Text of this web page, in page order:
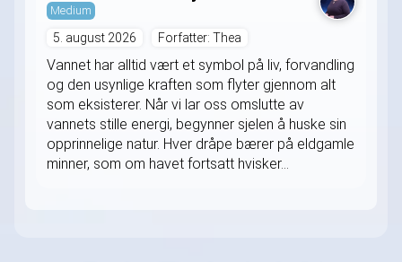
Medium
5. august 2026 Forfatter: Thea
Vannet har alltid vært et symbol på liv, forvandling
og den usynlige kraften som flyter gjennom alt
som eksisterer. Når vi lar oss omslutte av
vannets stille energi, begynner sjelen å huske sin
opprinnelige natur. Hver dråpe bærer på eldgamle
minner, som om havet fortsatt hvisker...